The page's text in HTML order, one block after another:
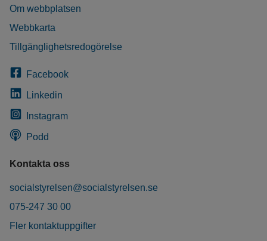
Om webbplatsen
Webbkarta
Tillgänglighetsredogörelse
Facebook
Linkedin
Instagram
Podd
Kontakta oss
socialstyrelsen@socialstyrelsen.se
075-247 30 00
Fler kontaktuppgifter